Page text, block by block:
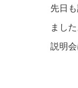
先日
ました
説明